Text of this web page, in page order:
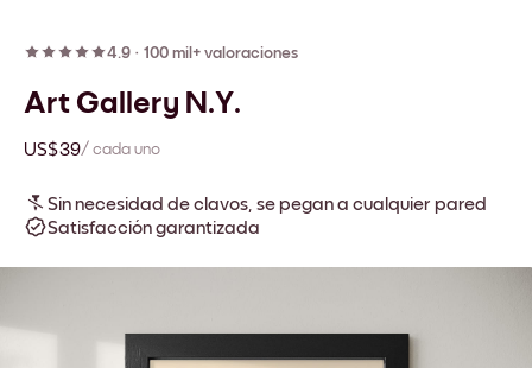
4.9 · 100 mil+ valoraciones
Art Gallery N.Y.
US$39/ cada uno
Sin necesidad de clavos, se pegan a cualquier pared
Satisfacción garantizada